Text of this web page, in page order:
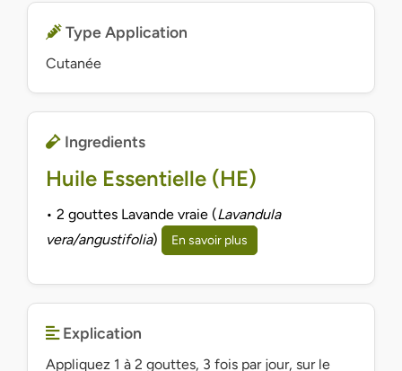
Type Application
Cutanée
Ingredients
Huile Essentielle (HE)
• 2 gouttes Lavande vraie (Lavandula
vera/angustifolia) En savoir plus
Explication
Appliquez 1 à 2 gouttes, 3 fois par jour, sur le